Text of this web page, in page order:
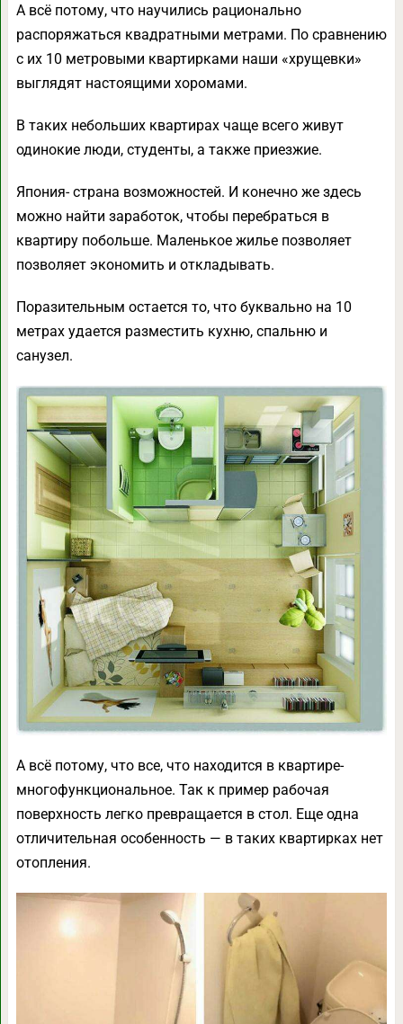
А всё потому, что научились рационально
распоряжаться квадратными метрами. По сравнению
с их 10 метровыми квартирками наши «хрущевки»
выглядят настоящими хоромами.
В таких небольших квартирах чаще всего живут
одинокие люди, студенты, а также приезжие.
Япония- страна возможностей. И конечно же здесь
можно найти заработок, чтобы перебраться в
квартиру побольше. Маленькое жилье позволяет
позволяет экономить и откладывать.
Поразительным остается то, что буквально на 10
метрах удается разместить кухню, спальню и
санузел.
А всё потому, что все, что находится в квартире-
многофункциональное. Так к пример рабочая
поверхность легко превращается в стол. Еще одна
отличительная особенность — в таких квартирках нет
отопления.